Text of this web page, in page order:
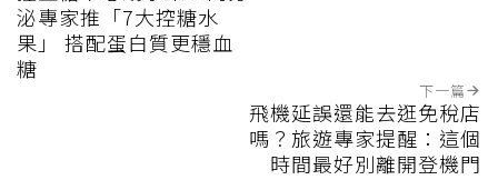
泌專家推「7大控糖水
果」 搭配蛋白質更穩血
糖
下一篇
飛機延誤還能去逛免稅店
嗎？旅遊專家提醒：這個
時間最好別離開登機門